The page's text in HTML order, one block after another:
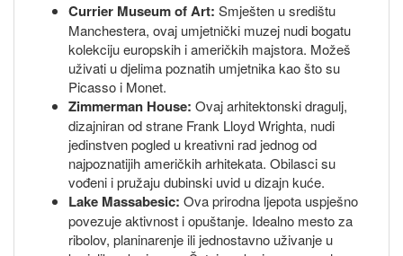
Currier Museum of Art: Smješten u središtu
Manchestera, ovaj umjetnički muzej nudi bogatu
kolekciju europskih i američkih majstora. Možeš
uživati u djelima poznatih umjetnika kao što su
Picasso i Monet.
Zimmerman House: Ovaj arhitektonski dragulj,
dizajniran od strane Frank Lloyd Wrighta, nudi
jedinstven pogled u kreativni rad jednog od
najpoznatijih američkih arhitekata. Obilasci su
vođeni i pružaju dubinski uvid u dizajn kuće.
Lake Massabesic: Ova prirodna ljepota uspješno
povezuje aktivnost i opuštanje. Idealno mesto za
ribolov, planinarenje ili jednostavno uživanje u